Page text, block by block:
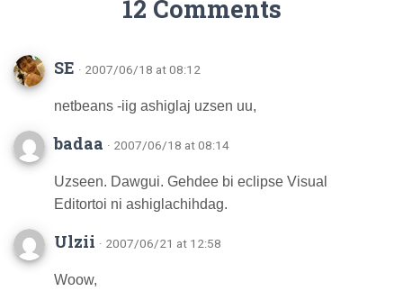
12 Comments
SE · 2007/06/18 at 08:12
netbeans -iig ashiglaj uzsen uu,
badaa · 2007/06/18 at 08:14
Uzseen. Dawgui. Gehdee bi eclipse Visual
Editortoi ni ashiglachihdag.
Ulzii · 2007/06/21 at 12:58
Woow,